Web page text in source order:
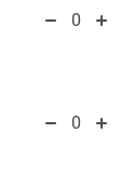
0
0